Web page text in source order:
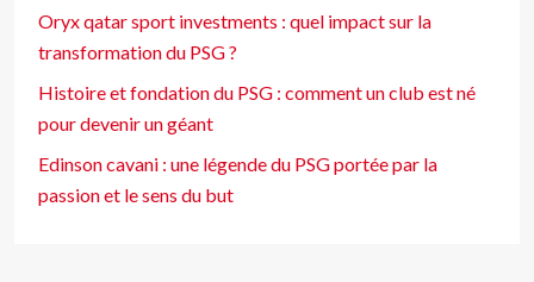
Oryx qatar sport investments : quel impact sur la
transformation du PSG ?
Histoire et fondation du PSG : comment un club est né
pour devenir un géant
Edinson cavani : une légende du PSG portée par la
passion et le sens du but